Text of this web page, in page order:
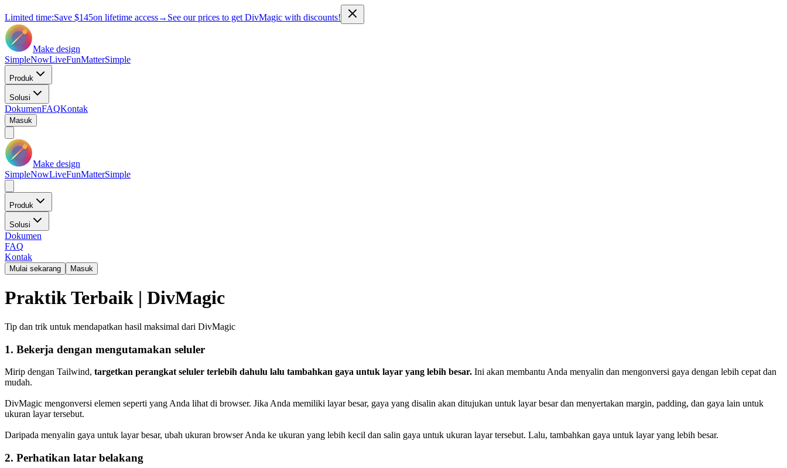
Limited time:Save $145on lifetime access→ See our prices to get DivMagic with discounts!
Make design
SimpleNowLiveFunMatterSimple
Produk
Solusi
DokumenFAQKontak
Masuk
Make design
SimpleNowLiveFunMatterSimple
Produk
Solusi
Dokumen
FAQ
Kontak
Mulai sekarang Masuk
Praktik Terbaik | DivMagic
Tip dan trik untuk mendapatkan hasil maksimal dari DivMagic
1. Bekerja dengan mengutamakan seluler
Mirip dengan Tailwind, targetkan perangkat seluler terlebih dahulu lalu tambahkan gaya untuk layar yang lebih besar. Ini akan membantu Anda menyalin dan mengonversi gaya dengan lebih cepat dan
mudah.
DivMagic mengonversi elemen seperti yang Anda lihat di browser. Jika Anda memiliki layar besar, gaya yang disalin akan ditujukan untuk layar besar dan menyertakan margin, padding, dan gaya lain untuk
ukuran layar tersebut.
Daripada menyalin gaya untuk layar besar, ubah ukuran browser Anda ke ukuran yang lebih kecil dan salin gaya untuk ukuran layar tersebut. Lalu, tambahkan gaya untuk layar yang lebih besar.
2. Perhatikan latar belakang